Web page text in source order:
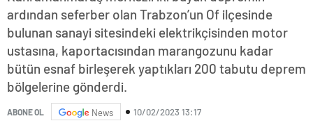
ardından seferber olan Trabzon’un Of ilçesinde
bulunan sanayi sitesindeki elektrikçisinden motor
ustasına, kaportacısından marangozunu kadar
bütün esnaf birleşerek yaptıkları 200 tabutu deprem
bölgelerine gönderdi.
ABONE OL News 10/02/2023 13:17